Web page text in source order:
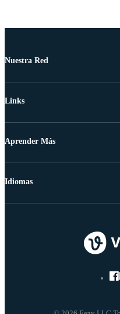
Nuestra Red
Links
Aprender Más
Idiomas